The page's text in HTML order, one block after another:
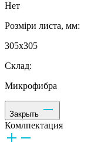
Нет
Розміри листа, мм:
305х305
Склад:
Микрофибра
Закрыть
Комлпектация